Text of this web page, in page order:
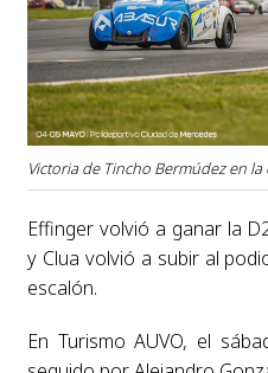
Victoria de Tincho Bermúdez en
Effinger volvió a ganar la
y Clua volvió a subir al
escalón.
En Turismo AUVO, el